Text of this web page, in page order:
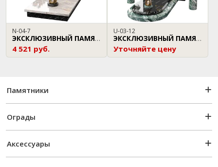
N-04-7
ЭКСКЛЮЗИВНЫЙ ПАМЯТНИК
4 521 руб.
U-03-12
ЭКСКЛЮЗИВНЫЙ ПАМЯТНИК
Уточняйте цену
Памятники
Ограды
Аксессуары